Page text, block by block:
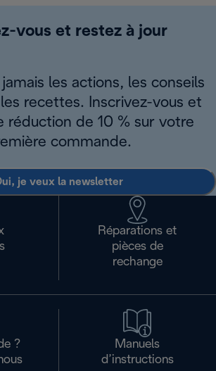
vous et restez à jour
les actions, les conseils
recettes. Inscrivez-vous et
réduction de 10 % sur votre
commande.
je veux la newsletter
Réparations et
pièces de
rechange
?
Manuels
d’instructions